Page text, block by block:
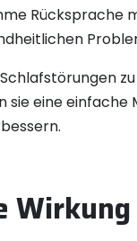
Rücksprache
eine einfache